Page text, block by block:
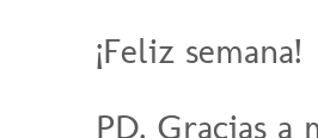
¡Feliz semana!
PD. Gracias